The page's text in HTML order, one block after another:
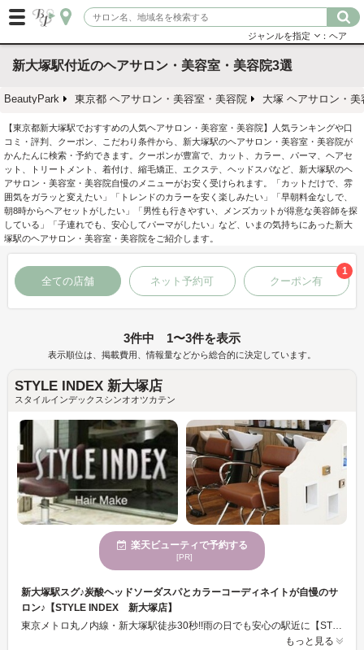
ジャンルを指定 ：ヘア
新大塚駅付近のヘアサロン・美容室・美容院3選
BeautyPark 東京都 ヘアサロン・美容室・美容院 大塚 ヘアサロン・美
【東京都新大塚駅でおすすめの人気ヘアサロン・美容室・美容院】人気ランキングや口
コミ・評判、クーポン、こだわり条件から、新大塚駅のヘアサロン・美容室・美容院が
かんたんに検索・予約できます。クーポンが豊富で、カット、カラー、パーマ、ヘアセ
ット、トリートメント、着付け、縮毛矯正、エクステ、ヘッドスパなど、新大塚駅のヘ
アサロン・美容室・美容院自慢のメニューがお安く受けられます。「カットだけで、雰
囲気をガラッと変えたい」「トレンドのカラーを安く楽しみたい」「早朝料金なしで、
朝8時からヘアセットがしたい」「男性も行きやすい、メンズカットが得意な美容師を探
している」「子連れでも、安心してパーマがしたい」など、いまの気持ちにあった新大
塚駅のヘアサロン・美容室・美容院をご紹介します。
全ての店舗 ネット予約可 クーポン有
1
3件中 1〜3件を表示
表示順位は、掲載費用、情報量などから総合的に決定しています。
STYLE INDEX 新大塚店
スタイルインデックスシンオオツカテン
楽天ビューティで予約する
[PR]
新大塚駅スグ♪炭酸ヘッドソーダスパとカラーコーディネイトが自慢のサ
ロン♪【STYLE INDEX 新大塚店】
東京メトロ丸ノ内線・新大塚駅徒歩30秒!!雨の日でも安心の駅近に【STYLE INDEX】がオープンしました!平日はなんと夜10時まで営業しているので、仕事帰りにも通えちゃいます♪頭皮スッキリ＆リフレッシュの炭酸ソーダスパはイチオシメニュー★是非一度試してみてください!! ２Fで開放的なサロン♪人目につかないのも嬉しい♪
もっと見る